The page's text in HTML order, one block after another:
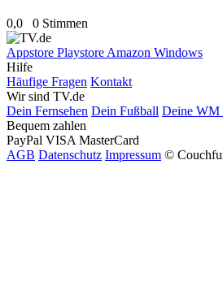
0,0 0 Stimmen
Appstore Playstore Amazon Windows
Hilfe
Häufige Fragen Kontakt
Wir sind TV.de
Dein Fernsehen Dein Fußball Deine WM
Bequem zahlen
PayPal VISA MasterCard
AGB Datenschutz Impressum ©